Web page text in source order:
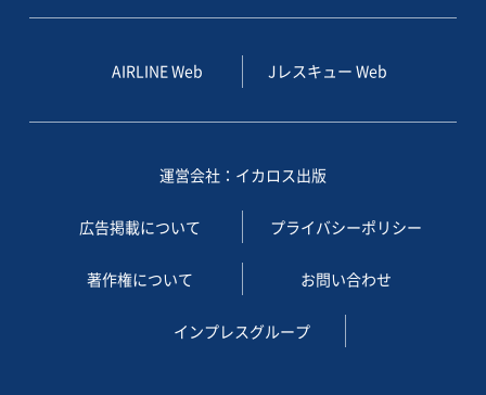
AIRLINE Web Jレスキュー Web
運営会社：イカロス出版
広告掲載について プライバシーポリシー
著作権について お問い合わせ
インプレスグループ